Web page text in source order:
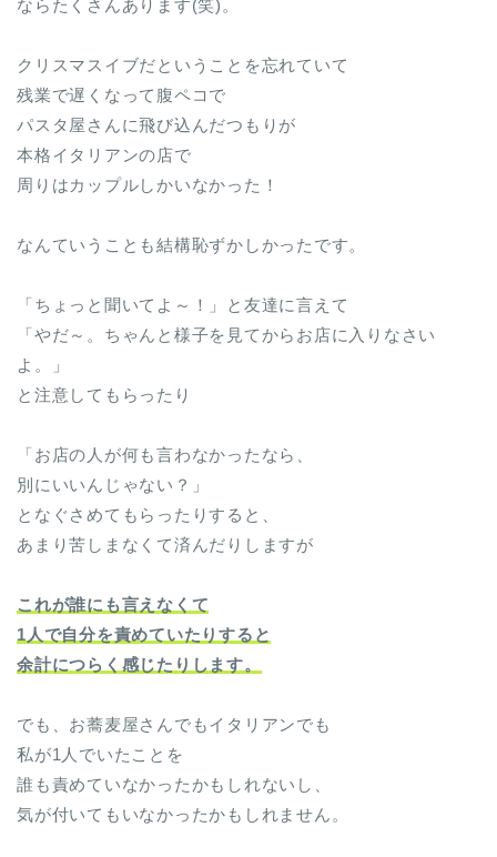
ならたくさんあります(笑)。
クリスマスイブだということを忘れていて
残業で遅くなって腹ペコで
パスタ屋さんに飛び込んだつもりが
本格イタリアンの店で
周りはカップルしかいなかった！
なんていうことも結構恥ずかしかったです。
「ちょっと聞いてよ～！」と友達に言えて
「やだ～。ちゃんと様子を見てからお店に入りなさい
よ。」
と注意してもらったり
「お店の人が何も言わなかったなら、
別にいいんじゃない？」
となぐさめてもらったりすると、
あまり苦しまなくて済んだりしますが
これが誰にも言えなくて
1人で自分を責めていたりすると
余計につらく感じたりします。
でも、お蕎麦屋さんでもイタリアンでも
私が1人でいたことを
誰も責めていなかったかもしれないし、
気が付いてもいなかったかもしれません。